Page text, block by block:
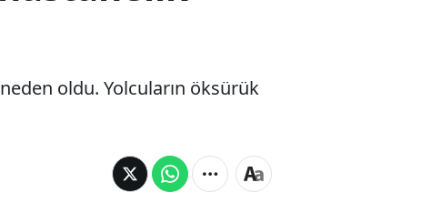
oldu. Yolcuların öksürük